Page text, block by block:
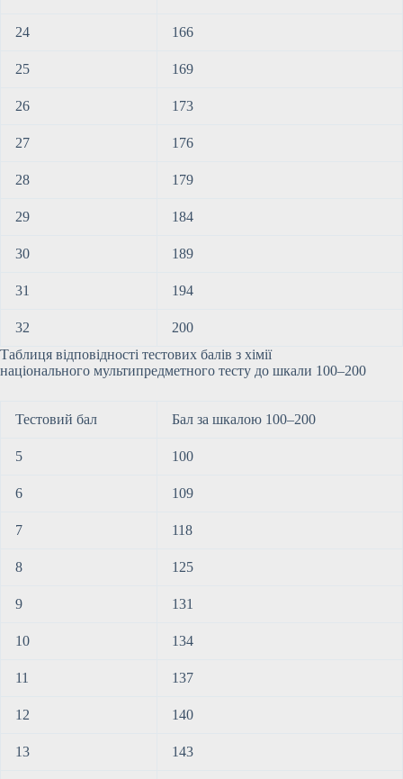
24 166
25 169
26 173
27 176
28 179
29 184
30 189
31 194
32
200
Таблиця відповідності тестових балів з хімії
національного мультипредметного тесту до шкали 100–200
Тестовий бал Бал за шкалою 100–200
5 100
6 109
7 118
8 125
9 131
10 134
11 137
12 140
13 143